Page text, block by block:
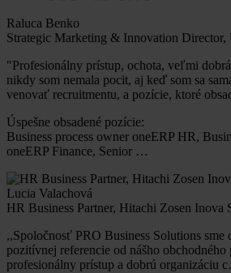
Raluca Benko
Strategic Marketing & Innovation Director,
"Profesionálny prístup, ochota, veľmi
nikdy som nemala pocit, aj keď som sa
venovať recruitmentu, a pozície, ktoré
Úspešne obsadené pozície:
Business process owner oneERP HR,
oneERP Finance, Senior …
Lucia Valachová
HR Business Partner, Hitachi Zosen Inova
,,Spoločnosť PRO Business Solutions sme
pozitívnej referencie od nášho obchodného
profesionálny prístup a dobrú organizáciu